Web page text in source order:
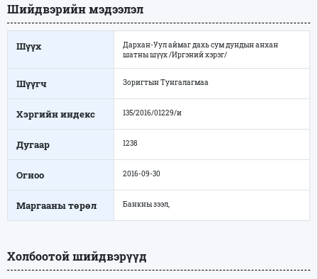
Шийдвэрийн мэдээлэл
Шүүх
Дархан-Уул аймаг дахь сум дундын анхан
шатны шүүх /Иргэний хэрэг/
Шүүгч Зоригтын Тунгалагмаа
Хэргийн индекс 135/2016/01229/и
Дугаар 1238
Огноо 2016-09-30
Маргааны төрөл Банкны зээл,
Холбоотой шийдвэрүүд